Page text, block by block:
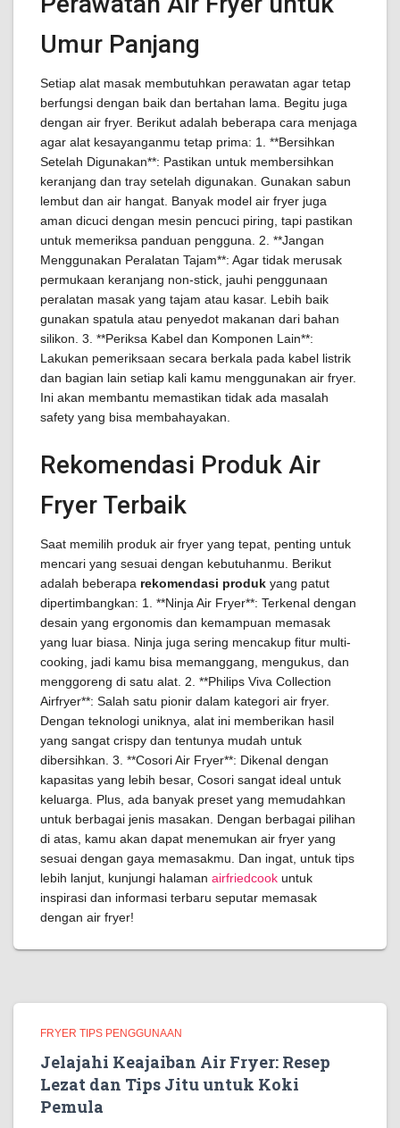
Umur Panjang
Setiap alat masak membutuhkan perawatan agar tetap
berfungsi dengan baik dan bertahan lama. Begitu juga
dengan air fryer. Berikut adalah beberapa cara menjaga
agar alat kesayanganmu tetap prima: 1. **Bersihkan
Setelah Digunakan**: Pastikan untuk membersihkan
keranjang dan tray setelah digunakan. Gunakan sabun
lembut dan air hangat. Banyak model air fryer juga
aman dicuci dengan mesin pencuci piring, tapi pastikan
untuk memeriksa panduan pengguna. 2. **Jangan
Menggunakan Peralatan Tajam**: Agar tidak merusak
permukaan keranjang non-stick, jauhi penggunaan
peralatan masak yang tajam atau kasar. Lebih baik
gunakan spatula atau penyedot makanan dari bahan
silikon. 3. **Periksa Kabel dan Komponen Lain**:
Lakukan pemeriksaan secara berkala pada kabel listrik
dan bagian lain setiap kali kamu menggunakan air fryer.
Ini akan membantu memastikan tidak ada masalah
safety yang bisa membahayakan.
Rekomendasi Produk Air
Fryer Terbaik
Saat memilih produk air fryer yang tepat, penting untuk
mencari yang sesuai dengan kebutuhanmu. Berikut
adalah beberapa rekomendasi produk yang patut
dipertimbangkan: 1. **Ninja Air Fryer**: Terkenal dengan
desain yang ergonomis dan kemampuan memasak
yang luar biasa. Ninja juga sering mencakup fitur multi-
cooking, jadi kamu bisa memanggang, mengukus, dan
menggoreng di satu alat. 2. **Philips Viva Collection
Airfryer**: Salah satu pionir dalam kategori air fryer.
Dengan teknologi uniknya, alat ini memberikan hasil
yang sangat crispy dan tentunya mudah untuk
dibersihkan. 3. **Cosori Air Fryer**: Dikenal dengan
kapasitas yang lebih besar, Cosori sangat ideal untuk
keluarga. Plus, ada banyak preset yang memudahkan
untuk berbagai jenis masakan. Dengan berbagai pilihan
di atas, kamu akan dapat menemukan air fryer yang
sesuai dengan gaya memasakmu. Dan ingat, untuk tips
lebih lanjut, kunjungi halaman airfriedcook untuk
inspirasi dan informasi terbaru seputar memasak
dengan air fryer!
FRYER TIPS PENGGUNAAN
Jelajahi Keajaiban Air Fryer: Resep
Lezat dan Tips Jitu untuk Koki
Pemula